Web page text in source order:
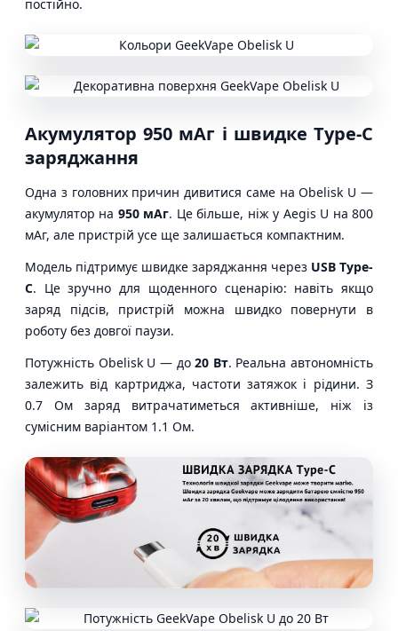
постійно.
Акумулятор 950 мАг і швидке Type-C
заряджання
Одна з головних причин дивитися саме на Obelisk U —
акумулятор на 950 мАг. Це більше, ніж у Aegis U на 800
мАг, але пристрій усе ще залишається компактним.
Модель підтримує швидке заряджання через USB Type-
C. Це зручно для щоденного сценарію: навіть якщо
заряд підсів, пристрій можна швидко повернути в
роботу без довгої паузи.
Потужність Obelisk U — до20 Вт. Реальна автономність
залежить від картриджа, частоти затяжок і рідини. З
0.7 Ом заряд витрачатиметься активніше, ніж із
сумісним варіантом 1.1 Ом.